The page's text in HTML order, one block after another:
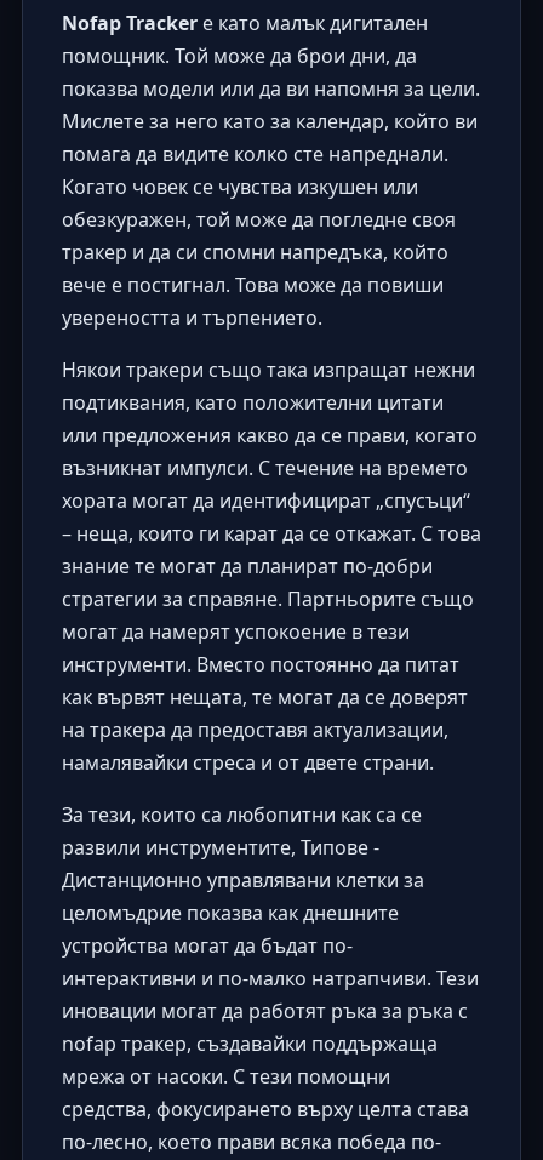
Nofap Trackerе като малък дигитален
помощник. Той може да брои дни, да
показва модели или да ви напомня за цели.
Мислете за него като за календар, който ви
помага да видите колко сте напреднали.
Когато човек се чувства изкушен или
обезкуражен, той може да погледне своя
тракер и да си спомни напредъка, който
вече е постигнал. Това може да повиши
увереността и търпението.
Някои тракери също така изпращат нежни
подтиквания, като положителни цитати
или предложения какво да се прави, когато
възникнат импулси. С течение на времето
хората могат да идентифицират „спусъци“
– неща, които ги карат да се откажат. С това
знание те могат да планират по-добри
стратегии за справяне. Партньорите също
могат да намерят успокоение в тези
инструменти. Вместо постоянно да питат
как вървят нещата, те могат да се доверят
на тракера да предоставя актуализации,
намалявайки стреса и от двете страни.
За тези, които са любопитни как са се
развили инструментите, Типове -
Дистанционно управлявани клетки за
целомъдриепоказва как днешните
устройства могат да бъдат по-
интерактивни и по-малко натрапчиви. Тези
иновации могат да работят ръка за ръка с
nofap тракер, създавайки поддържаща
мрежа от насоки. С тези помощни
средства, фокусирането върху целта става
по-лесно, което прави всяка победа по-